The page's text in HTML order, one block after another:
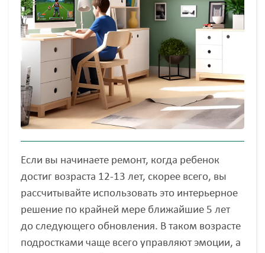
Если вы начинаете ремонт, когда ребенок
достиг возраста 12-13 лет, скорее всего, вы
рассчитывайте использовать это интерьерное
решение по крайней мере ближайшие 5 лет
до следующего обновления. В таком возрасте
подростками чаще всего управляют эмоции, а